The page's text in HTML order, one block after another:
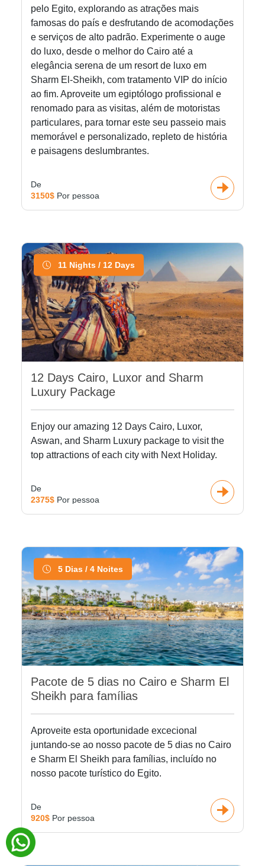
pelo Egito, explorando as atrações mais
famosas do país e desfrutando de acomodações
e serviços de alto padrão. Experimente o auge
do luxo, desde o melhor do Cairo até a
elegância serena de um resort de luxo em
Sharm El-Sheikh, com tratamento VIP do início
ao fim. Aproveite um egiptólogo profissional e
renomado para as visitas, além de motoristas
particulares, para tornar este seu passeio mais
memorável e personalizado, repleto de história
e paisagens deslumbrantes.
De
3150$ Por pessoa
11 Nights / 12 Days
12 Days Cairo, Luxor and Sharm
Luxury Package
Enjoy our amazing 12 Days Cairo, Luxor,
Aswan, and Sharm Luxury package to visit the
top attractions of each city with Next Holiday.
De
2375$ Por pessoa
5 Dias / 4 Noites
Pacote de 5 dias no Cairo e Sharm El
Sheikh para famílias
Aproveite esta oportunidade excecional
juntando-se ao nosso pacote de 5 dias no Cairo
e Sharm El Sheikh para famílias, incluído no
nosso pacote turístico do Egito.
De
920$ Por pessoa